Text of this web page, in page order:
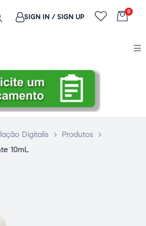
SIGN IN / SIGN UP
0
Digitalis > Produtos
>
10mL